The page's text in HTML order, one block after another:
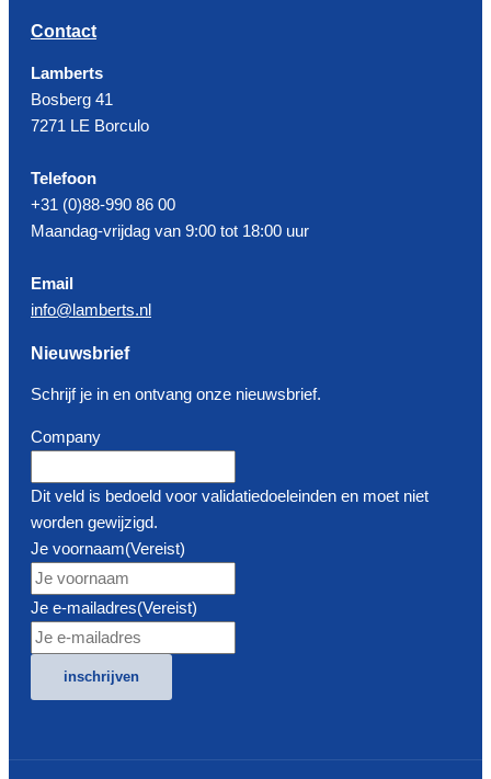
Contact
Lamberts
Bosberg 41
7271 LE Borculo
Telefoon
+31 (0)88-990 86 00
Maandag-vrijdag van 9:00 tot 18:00 uur
Email
info@lamberts.nl
Nieuwsbrief
Schrijf je in en ontvang onze nieuwsbrief.
Company
Dit veld is bedoeld voor validatiedoeleinden en moet niet
worden gewijzigd.
Je voornaam(Vereist)
Je e-mailadres(Vereist)
inschrijven